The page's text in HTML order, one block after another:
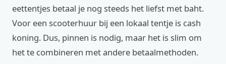
eettentjes betaal je nog steeds het liefst met baht.
Voor een scooterhuur bij een lokaal tentje is cash
koning. Dus, pinnen is nodig, maar het is slim om
het te combineren met andere betaalmethoden.